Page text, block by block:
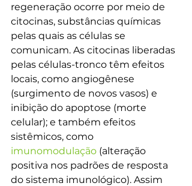
regeneração ocorre por meio de
citocinas, substâncias químicas
pelas quais as células se
comunicam. As citocinas liberadas
pelas células-tronco têm efeitos
locais, como angiogênese
(surgimento de novos vasos) e
inibição do apoptose (morte
celular); e também efeitos
sistêmicos, como
imunomodulação (alteração
positiva nos padrões de resposta
do sistema imunológico). Assim